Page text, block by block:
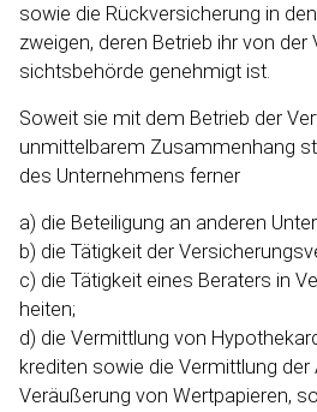
sowie die Rückver­si­cherung in
zweigen, deren Betrieb ihr von
sichts­behörde genehmigt ist.
Soweit sie mit dem Betrieb der
unmittelbarem Zusammenhang
des Unternehmens ferner
a) die Beteiligung an anderen
b) die Tätigkeit der
c) die Tätigkeit eines Beraters in
heiten;
d) die Vermittlung von
krediten sowie die Vermittlung
Veräußerung von Wertpa­pieren,